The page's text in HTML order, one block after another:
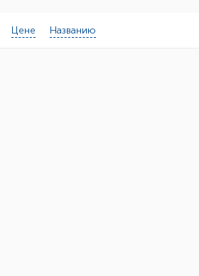
Цене Названию